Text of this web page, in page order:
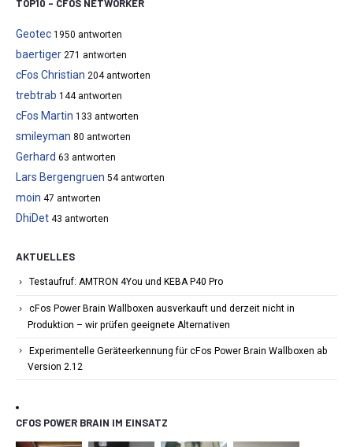
TOP10 – CFOS NETWORKER
Geotec 1950 antworten
baertiger 271 antworten
cFos Christian 204 antworten
trebtrab 144 antworten
cFos Martin 133 antworten
smileyman 80 antworten
Gerhard 63 antworten
Lars Bergengruen 54 antworten
moin 47 antworten
DhiDet 43 antworten
AKTUELLES
Testaufruf: AMTRON 4You und KEBA P40 Pro
cFos Power Brain Wallboxen ausverkauft und derzeit nicht in
Produktion – wir prüfen geeignete Alternativen
Experimentelle Geräteerkennung für cFos Power Brain Wallboxen ab
Version 2.12
CFOS POWER BRAIN IM EINSATZ